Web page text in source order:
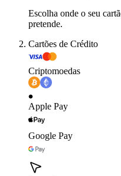
Escolha onde o seu
pretende.
Cartões de Crédito
Criptomoedas
Apple Pay
Google Pay